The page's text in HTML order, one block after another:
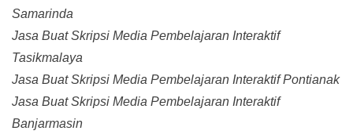
Samarinda
Jasa Buat Skripsi Media Pembelajaran Interaktif
Tasikmalaya
Jasa Buat Skripsi Media Pembelajaran Interaktif Pontianak
Jasa Buat Skripsi Media Pembelajaran Interaktif
Banjarmasin